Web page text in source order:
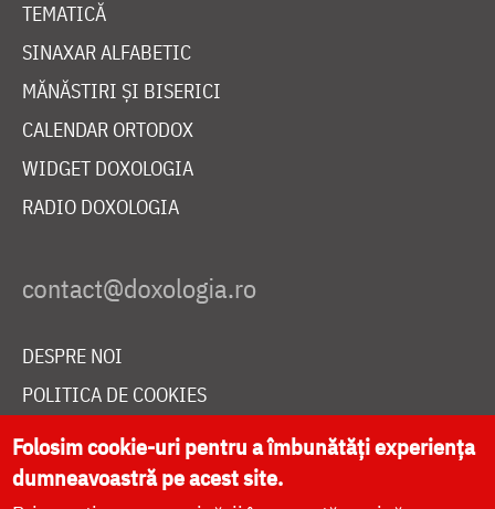
TEMATICĂ
SINAXAR ALFABETIC
MĂNĂSTIRI ȘI BISERICI
CALENDAR ORTODOX
WIDGET DOXOLOGIA
RADIO DOXOLOGIA
DESPRE NOI
POLITICA DE COOKIES
DONEAZĂ ONLINE PENTRU CATEDRALA NAȚIONALĂ
Folosim cookie-uri pentru a îmbunătăți experiența
dumneavoastră pe acest site.